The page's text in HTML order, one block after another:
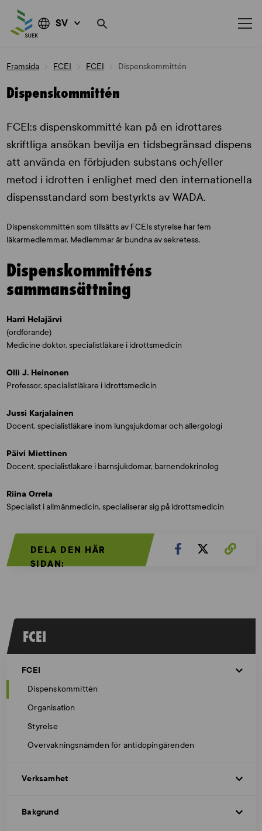
SV
Framsida FCEI FCEI Dispenskommittén
Dispenskommittén
FCEI:s dispenskommitté kan på en idrottares
skriftliga ansökan bevilja en tidsbegränsad dispens
att använda en förbjuden substans och/eller
metod i idrotten i enlighet med den internationella
dispensstandard som bestyrkts av WADA.
Dispenskommittén som tillsätts av FCEIs styrelse har fem
läkarmedlemmar. Medlemmar är bundna av sekretess.
Dispenskommitténs
sammansättning
Harri Helajärvi
(ordförande)
Medicine doktor, specialistläkare i idrottsmedicin
Olli J. Heinonen
Professor, specialistläkare i idrottsmedicin
Jussi Karjalainen
Docent, specialistläkare inom lungsjukdomar och allergologi
Päivi Miettinen
Docent, specialistläkare i barnsjukdomar, barnendokrinolog
Riina Orrela
Specialist i allmänmedicin, specialiserar sig på idrottsmedicin
DELA DEN HÄR
SIDAN:
FCEI
FCEI
Dispenskommittén
Organisation
Styrelse
Övervakningsnämden för antidopingärenden
Verksamhet
Bakgrund